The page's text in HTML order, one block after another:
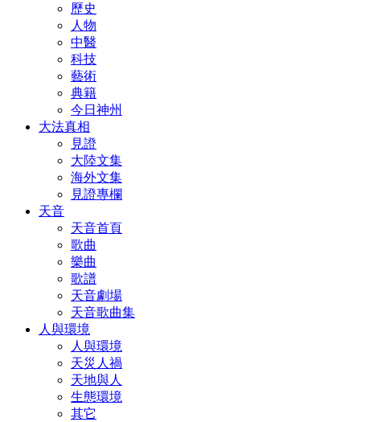
歷史
人物
中醫
科技
藝術
典籍
今日神州
大法真相
見證
大陸文集
海外文集
見證專欄
天音
天音首頁
歌曲
樂曲
歌譜
天音劇場
天音歌曲集
人與環境
人與環境
天災人禍
天地與人
生態環境
其它